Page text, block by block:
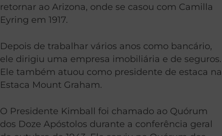
retornar ao Arizona, onde se casou com Camilla
Eyring em 1917.
Depois de trabalhar vários anos como bancário,
ele dirigiu uma empresa imobiliária e de seguros.
Ele também atuou como presidente de estaca na
Estaca Mount Graham.
O Presidente Kimball foi chamado ao Quórum
dos Doze Apóstolos durante a conferência geral